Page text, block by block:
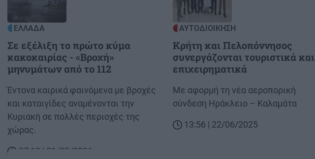
ΕΛΛΑΔΑ
Σε εξέλιξη το πρώτο κύμα
κακοκαιρίας - «Βροχή»
μηνυμάτων από το 112
Body
Έντονα καιρικά φαινόμενα με βροχές
και καταιγίδες αναμένονται την
Κυριακή σε πολλές περιοχές της
χώρας.
07:10 | 01/02/2026
ΑΥΤΟΔΙΟΙΚΗΣΗ
Κρήτη και Πελοπόννησος
συνεργάζονται τουριστικά και
επιχειρηματικά
Body
Με αφορμή τη νέα αεροπορική
σύνδεση Ηράκλειο – Καλαμάτα
13:56 | 22/06/2025